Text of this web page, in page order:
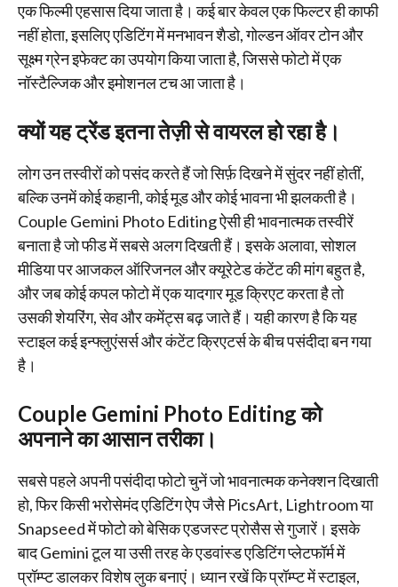
एक फिल्मी एहसास दिया जाता है। कई बार केवल एक फिल्टर ही काफी
नहीं होता, इसलिए एडिटिंग में मनभावन शैडो, गोल्डन ऑवर टोन और
सूक्ष्म ग्रेन इफेक्ट का उपयोग किया जाता है, जिससे फोटो में एक
नॉस्टैल्जिक और इमोशनल टच आ जाता है।
क्यों यह ट्रेंड इतना तेज़ी से वायरल हो रहा है।
लोग उन तस्वीरों को पसंद करते हैं जो सिर्फ़ दिखने में सुंदर नहीं होतीं,
बल्कि उनमें कोई कहानी, कोई मूड और कोई भावना भी झलकती है।
Couple Gemini Photo Editing ऐसी ही भावनात्मक तस्वीरें
बनाता है जो फीड में सबसे अलग दिखती हैं। इसके अलावा, सोशल
मीडिया पर आजकल ऑरिजनल और क्यूरेटेड कंटेंट की मांग बहुत है,
और जब कोई कपल फोटो में एक यादगार मूड क्रिएट करता है तो
उसकी शेयरिंग, सेव और कमेंट्स बढ़ जाते हैं। यही कारण है कि यह
स्टाइल कई इन्फ्लुएंसर्स और कंटेंट क्रिएटर्स के बीच पसंदीदा बन गया
है।
Couple Gemini Photo Editing को
अपनाने का आसान तरीका।
सबसे पहले अपनी पसंदीदा फोटो चुनें जो भावनात्मक कनेक्शन दिखाती
हो, फिर किसी भरोसेमंद एडिटिंग ऐप जैसे PicsArt, Lightroom या
Snapseed में फोटो को बेसिक एडजस्ट प्रोसैस से गुजारें। इसके
बाद Gemini टूल या उसी तरह के एडवांस्ड एडिटिंग प्लेटफॉर्म में
प्रॉम्प्ट डालकर विशेष लुक बनाएं। ध्यान रखें कि प्रॉम्प्ट में स्टाइल,